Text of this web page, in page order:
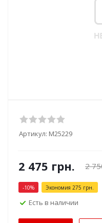
Артикул: М25229
2 475 грн. 2
-10% Экономия 275 грн.
Есть в наличии